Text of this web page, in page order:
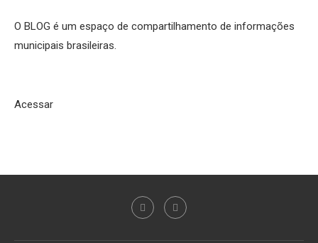
O BLOG é um espaço de compartilhamento de informações
municipais brasileiras.
Acessar